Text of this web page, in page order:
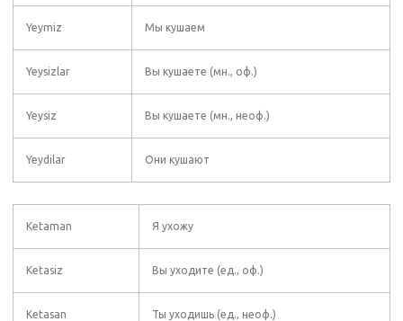
Yeymiz Мы кушаем
Yeysizlar Вы кушаете (мн., оф.)
Yeysiz Вы кушаете (мн., неоф.)
Yeydilar Они кушают
Ketaman Я ухожу
Ketasiz Вы уходите (ед., оф.)
Ketasan Ты уходишь (ед., неоф.)